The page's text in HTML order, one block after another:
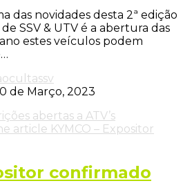
das novidades desta 2ª edição
SSV & UTV é a abertura das
estes veículos podem
de Março, 2023
abertas a ATV’s
confirmado